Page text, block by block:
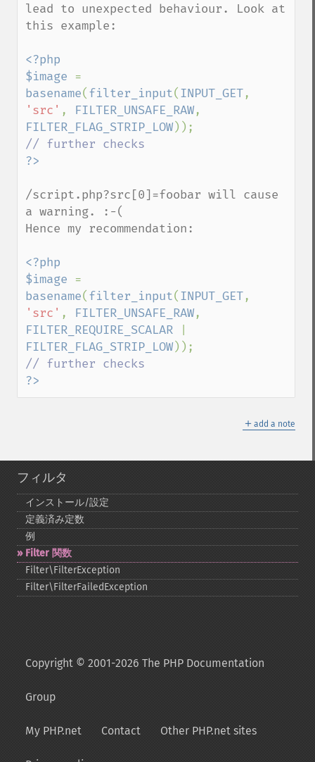
lead to unexpected behaviour. Look at
this example:
<?php
$image
basename(filter_input(INPUT_GET
'src' , FILTER_UNSAFE_RAW
FILTER_FLAG_STRIP_LOW
/script.php?src[0]=foobar will cause
a warning. :-(
Hence my recommendation:
<?php
$image
basename(filter_input(INPUT_GET
'src' , FILTER_UNSAFE_RAW
FILTER_REQUIRE_SCALAR
FILTER_FLAG_STRIP_LOW
?>
＋ add a note
フィルタ
インストール/設定
定義済み定数
例
Filter 関数
Filter\FilterException
Filter\FilterFailedException
Copyright © 2001-2026 The PHP Documentation
Group
My PHP.net Contact Other PHP.net sites